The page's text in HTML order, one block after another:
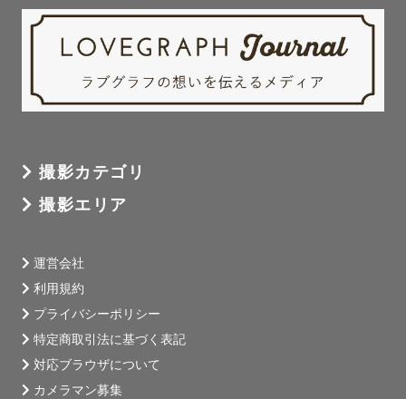
撮影カテゴリ
撮影エリア
運営会社
利用規約
プライバシーポリシー
特定商取引法に基づく表記
対応ブラウザについて
カメラマン募集